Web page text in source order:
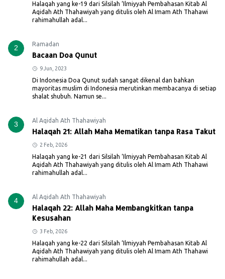
Halaqah yang ke-19 dari Silsilah ‘Ilmiyyah Pembahasan Kitab Al
Aqidah Ath Thahawiyah yang ditulis oleh Al Imam Ath Thahawi
rahimahullah adal...
2 Ramadan
Bacaan Doa Qunut
9 Jun, 2023
Di Indonesia Doa Qunut sudah sangat dikenal dan bahkan
mayoritas muslim di Indonesia merutinkan membacanya di setiap
shalat shubuh. Namun se...
3 Al Aqidah Ath Thahawiyah
Halaqah 21: Allah Maha Mematikan tanpa Rasa Takut
2 Feb, 2026
Halaqah yang ke-21 dari Silsilah ‘Ilmiyyah Pembahasan Kitab Al
Aqidah Ath Thahawiyah yang ditulis oleh Al Imam Ath Thahawi
rahimahullah adal...
4 Al Aqidah Ath Thahawiyah
Halaqah 22: Allah Maha Membangkitkan tanpa
Kesusahan
3 Feb, 2026
Halaqah yang ke-22 dari Silsilah ‘Ilmiyyah Pembahasan Kitab Al
Aqidah Ath Thahawiyah yang ditulis oleh Al Imam Ath Thahawi
rahimahullah adal...